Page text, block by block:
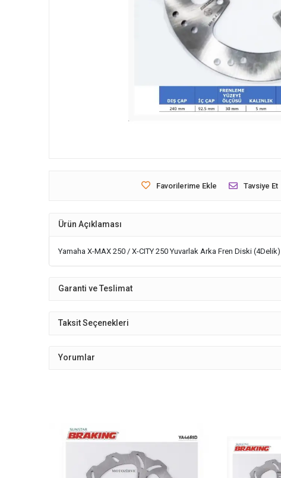
Favorilerime Ekle Tavsiye Et
Ürün Açıklaması
Yamaha X-MAX 250 / X-CITY 250 Yuvarlak Arka Fren Diski (4Delik)
Garanti ve Teslimat
Taksit Seçenekleri
Yorumlar